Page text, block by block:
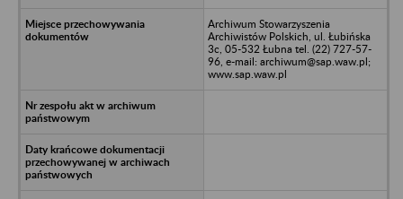
Archiwum Stowarzyszenia
Archiwistów Polskich, ul. Łubińska
3c, 05-532 Łubna tel. (22) 727-57-
96, e-mail: archiwum@sap.waw.pl;
www.sap.waw.pl